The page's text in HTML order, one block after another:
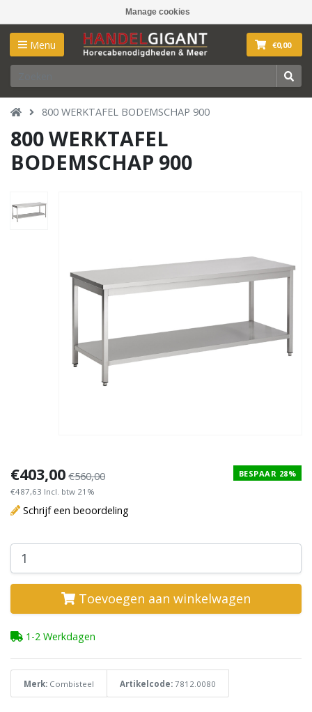
Manage cookies
Menu €0,00
800 WERKTAFEL BODEMSCHAP 900
800 WERKTAFEL
BODEMSCHAP 900
€403,00 €560,00
€487,63 Incl. btw 21%
BESPAAR 28%
Schrijf een beoordeling
Toevoegen aan winkelwagen
1-2 Werkdagen
Merk: Combisteel Artikelcode: 7812.0080